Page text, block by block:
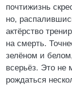
почтижизнь
но,
актёрство
на смерть.
зелёном и
всерьёз. Это не
рождаться